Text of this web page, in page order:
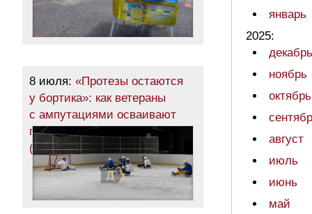
8 июля: «Протезы остаются
у бортика»: как ветераны
с ампутациями осваивают
парахоккей в Одессе
(фоторепортаж)
январь
2025:
декабрь
ноябрь
октябрь
август
июль
июнь
май